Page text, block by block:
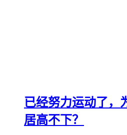
已经努力运动了，
居高不下？